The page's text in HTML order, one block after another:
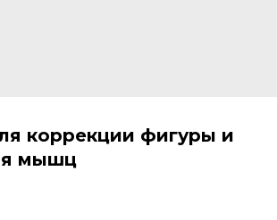
коррекции фигуры и
мышц